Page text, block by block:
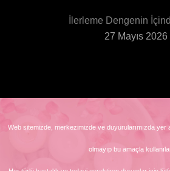
İlerleme Dengenin
27 Mayıs 2026
Web sitemizde, merkezimizde ve duyurularımızda yer
olmayıp bu amaçla